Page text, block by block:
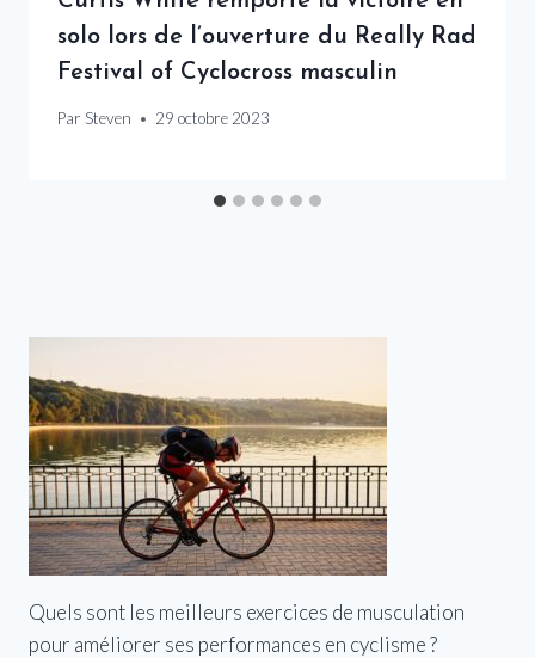
solo lors de l’ouverture du Really Rad
Festival of Cyclocross masculin
Par Steven 29 octobre 2023
Quels sont les meilleurs exercices de musculation
pour améliorer ses performances en cyclisme ?